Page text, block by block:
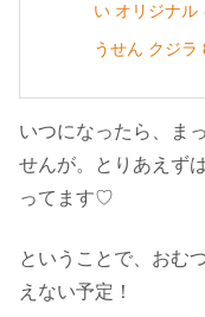
い オリジナル
うせん クジラ
いつになったら、ま
せんが。とりあえず
ってます♡
ということで、おむ
えない予定！